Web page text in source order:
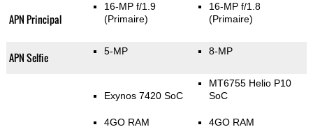
APN Principal
16-MP f/1.9
(Primaire)
16-MP f/1.8
(Primaire)
APN Selfie 5-MP 8-MP
Exynos 7420 SoC
4GO RAM
MT6755 Helio P10
SoC
4GO RAM